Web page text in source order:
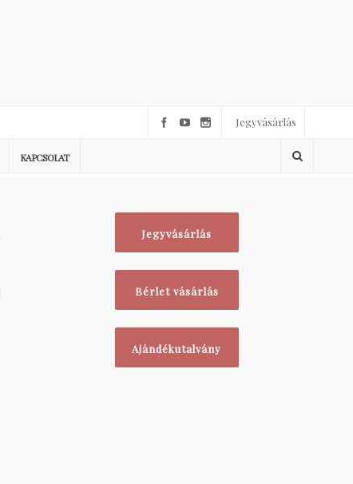
Jegyvásárlás
KAPCSOLAT
Jegyvásárlás
Bérlet vásárlás
Ajándékutalvány